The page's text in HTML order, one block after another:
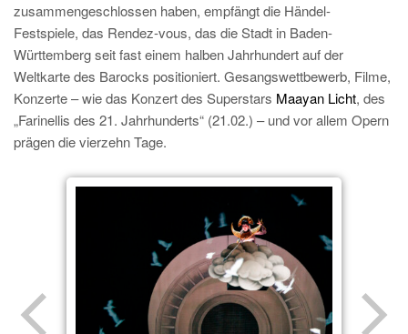
zusammengeschlossen haben, empfängt die Händel-
Festspiele, das Rendez-vous, das die Stadt in Baden-
Württemberg seit fast einem halben Jahrhundert auf der
Weltkarte des Barocks positioniert. Gesangswettbewerb, Filme,
Konzerte – wie das Konzert des Superstars Maayan Licht, des
„Farinellis des 21. Jahrhunderts“ (21.02.) – und vor allem Opern
prägen die vierzehn Tage.